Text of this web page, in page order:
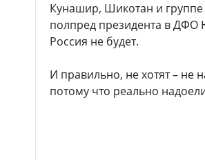
Кунашир, Шикотан и группе
полпред президента в ДФО
Россия не будет.
И правильно, не хотят – не
потому что реально